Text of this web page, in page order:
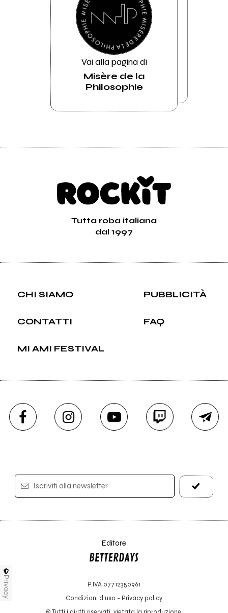
Vai alla pagina di
Misère de la
Philosophie
Tutta roba italiana
dal 1997
CHI SIAMO PUBBLICITÀ
CONTATTI FAQ
MI AMI FESTIVAL
Iscriviti alla newsletter
Editore
P.IVA 07712350961
Condizioni d'uso - Privacy policy
Privacy